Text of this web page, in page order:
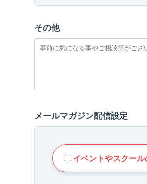
その他
メールマガジン配信設定
イベントやスクー